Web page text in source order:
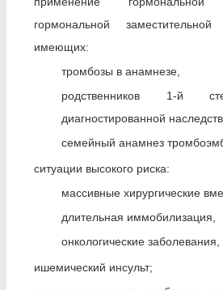
гормональной
имеющих:
тромбозы в анамнезе,
родственников 1-й
диагностированной
семейный анамнез
ситуации высокого риска:
массивные хирургические
длительная иммобилизация,
онкологические
ишемический инсульт;